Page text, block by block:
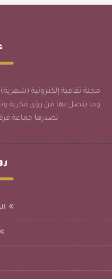
مجلة ثقافية إلكترونية
وما يتصل بها من رؤى فكرية
تصدرها جماعة